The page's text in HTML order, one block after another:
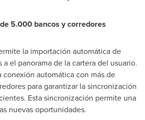
5.000 bancos y corredores
la importación automática de
a el panorama de la cartera del usuario.
conexión automática con más de
para garantizar la sincronización
Esta sincronización permite una
nuevas oportunidades.